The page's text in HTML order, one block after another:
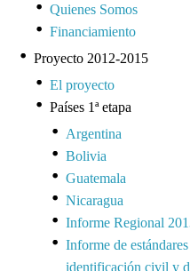
Quienes Somos
Financiamiento
Proyecto 2012-2015
El proyecto
Países 1ª etapa
Argentina
Bolivia
Guatemala
Nicaragua
Informe Regional
Informe de
identificación civil y